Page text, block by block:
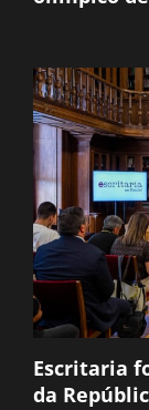
Escritaria
da